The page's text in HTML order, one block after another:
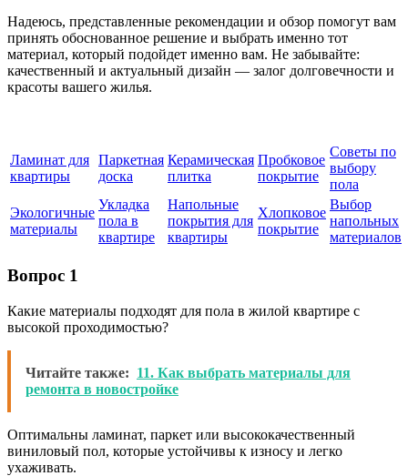
Надеюсь, представленные рекомендации и обзор помогут вам
принять обоснованное решение и выбрать именно тот
материал, который подойдет именно вам. Не забывайте:
качественный и актуальный дизайн — залог долговечности и
красоты вашего жилья.
Ламинат для
квартиры
Паркетная
доска
Керамическая
плитка
Пробковое
покрытие
Советы по
выбору
пола
Экологичные
материалы
Укладка
пола в
квартире
Напольные
покрытия для
квартиры
Хлопковое
покрытие
Выбор
напольных
материалов
Вопрос 1
Какие материалы подходят для пола в жилой квартире с
высокой проходимостью?
Читайте также: 11. Как выбрать материалы для
ремонта в новостройке
Оптимальны ламинат, паркет или высококачественный
виниловый пол, которые устойчивы к износу и легко
ухаживать.